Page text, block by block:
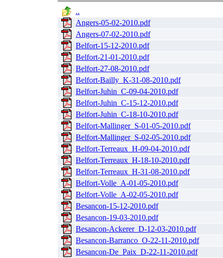
..
Angers-05-02-2010.pdf
Angers-07-02-2010.pdf
Belfort-15-12-2010.pdf
Belfort-21-01-2010.pdf
Belfort-27-08-2010.pdf
Belfort-Bailly_K-31-08-2010.pdf
Belfort-Juhin_C-09-04-2010.pdf
Belfort-Juhin_C-15-12-2010.pdf
Belfort-Juhin_C-18-10-2010.pdf
Belfort-Mallinger_S-01-05-2010.pdf
Belfort-Mallinger_S-02-05-2010.pdf
Belfort-Terreaux_H-09-04-2010.pdf
Belfort-Terreaux_H-18-10-2010.pdf
Belfort-Terreaux_H-31-08-2010.pdf
Belfort-Volle_A-01-05-2010.pdf
Belfort-Volle_A-02-05-2010.pdf
Besancon-15-12-2010.pdf
Besancon-19-03-2010.pdf
Besancon-Ackerer_D-12-03-2010.pdf
Besancon-Barranco_O-22-11-2010.pdf
Besancon-De_Paix_D-22-11-2010.pdf